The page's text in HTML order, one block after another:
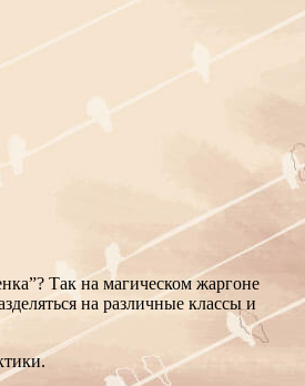
Так на магическом жаргоне
на различные классы и